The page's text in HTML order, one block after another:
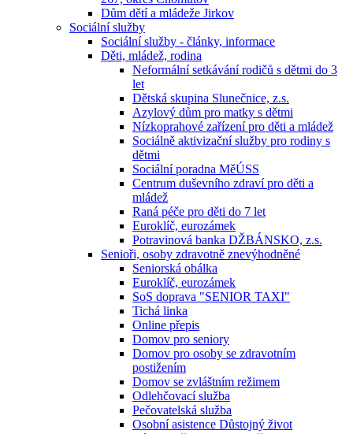
Dům dětí a mládeže Jirkov
Sociální služby
Sociální služby - články, informace
Děti, mládež, rodina
Neformální setkávání rodičů s dětmi do 3
let
Dětská skupina Slunečnice, z.s.
Azylový dům pro matky s dětmi
Nízkoprahové zařízení pro děti a mládež
Sociálně aktivizační služby pro rodiny s
dětmi
Sociální poradna MěÚSS
Centrum duševního zdraví pro děti a
mládež
Raná péče pro děti do 7 let
Euroklíč, eurozámek
Potravinová banka DŽBÁNSKO, z.s.
Senioři, osoby zdravotně znevýhodněné
Seniorská obálka
Euroklíč, eurozámek
SoS doprava "SENIOR TAXI"
Tichá linka
Online přepis
Domov pro seniory
Domov pro osoby se zdravotním
postižením
Domov se zvláštním režimem
Odlehčovací služba
Pečovatelská služba
Osobní asistence Důstojný život